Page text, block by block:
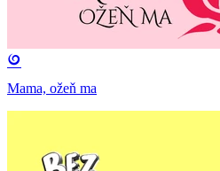
Mama, ožeň ma